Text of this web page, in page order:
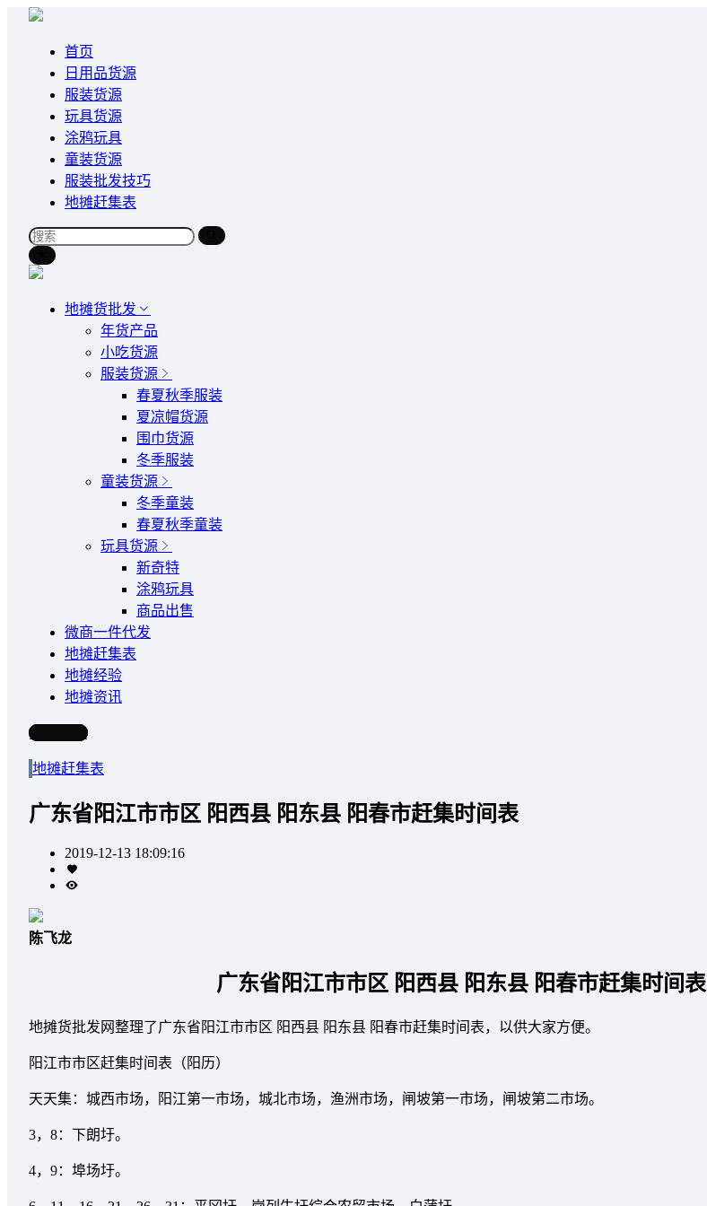
首页
日用品货源
服装货源
玩具货源
涂鸦玩具
童装货源
服装批发技巧
地摊赶集表
地摊货批发
年货产品
小吃货源
服装货源
春夏秋季服装
夏凉帽货源
围巾货源
冬季服装
童装货源
冬季童装
春夏秋季童装
玩具货源
新奇特
涂鸦玩具
商品出售
微商一件代发
地摊赶集表
地摊经验
地摊资讯
写文章
地摊赶集表
广东省阳江市市区 阳西县 阳东县 阳春市赶集时间表
2019-12-13 18:09:16
陈飞龙
广东省阳江市市区 阳西县 阳东县 阳春市赶集时间表
地摊货批发网整理了广东省阳江市市区 阳西县 阳东县 阳春市赶集时间表，以供大家方便。
阳江市市区赶集时间表（阳历）
天天集：城西市场，阳江第一市场，城北市场，渔洲市场，闸坡第一市场，闸坡第二市场。
3，8：下朗圩。
4，9：埠场圩。